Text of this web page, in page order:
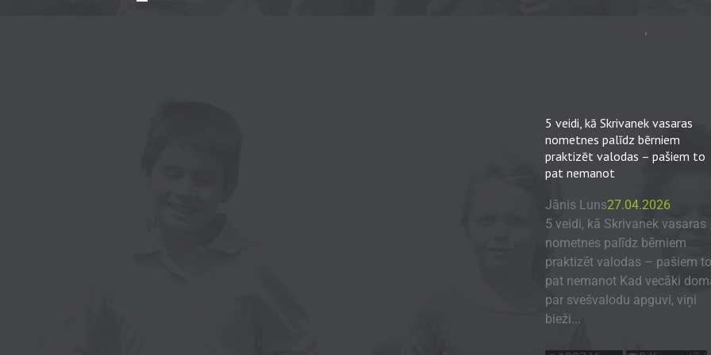
,
5 veidi, kā Skrivanek vasaras
nometnes palīdz bērniem
praktizēt valodas – pašiem to
pat nemanot
Jānis Luns27.04.2026
5 veidi, kā Skrivanek vasaras
nometnes palīdz bērniem
praktizēt valodas – pašiem to
pat nemanot Kad vecāki
par svešvalodu apguvi, viņi
bieži...